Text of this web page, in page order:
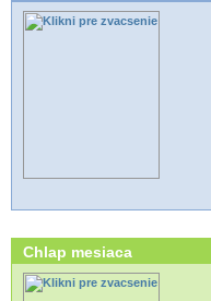
Chlap mesiaca